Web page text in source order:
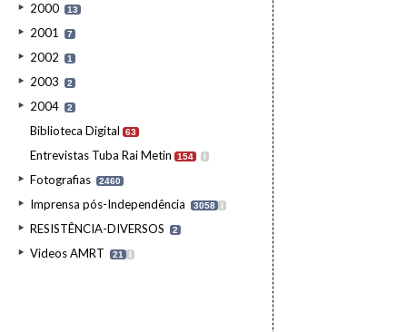
2000 13
2001 7
2002 1
2003 2
2004 2
Biblioteca Digital 63
Entrevistas Tuba Rai Metin 154 I
Fotografias 2460
Imprensa pós-Independência 3058 I
RESISTÊNCIA-DIVERSOS 2
Videos AMRT 21 I